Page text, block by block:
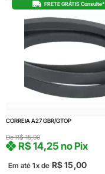
FRETE GRÁTIS Consulte*
CORREIA A27 GBR/GTOP
DeR$15,00
Em até 1x de R$15,00
R$14,25 no Pix